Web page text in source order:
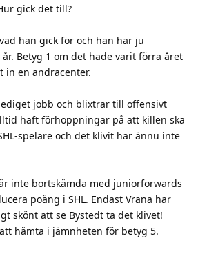
gick det till?
han gick för och han har ju
Betyg 1 om det hade varit förra året
in en andracenter.
jobb och blixtrar till offensivt
haft förhoppningar på att killen ska
spelare och det klivit har ännu inte
inte bortskämda med juniorforwards
poäng i SHL. Endast Vrana har
skönt att se Bystedt ta det klivet!
hämta i jämnheten för betyg 5.